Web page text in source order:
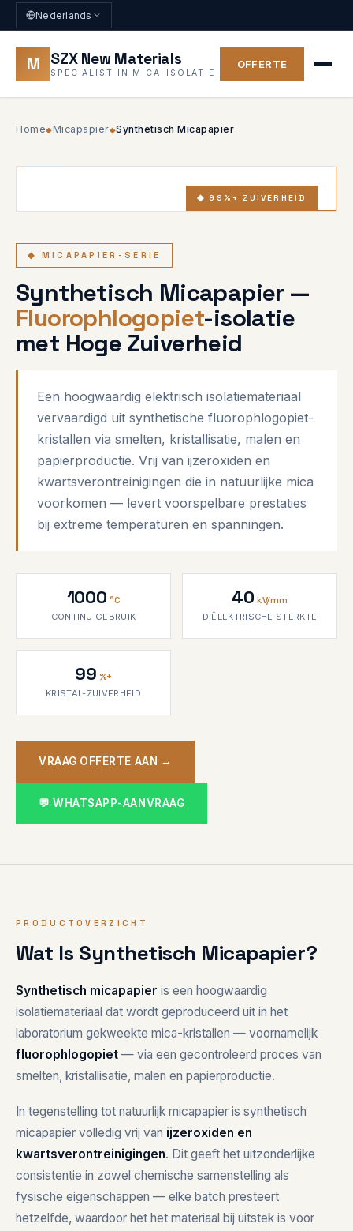
Nederlands
M SZX New Materials
SPECIALIST IN MICA-ISOLATIE
OFFERTE
Home◆Micapapier◆Synthetisch Micapapier
◆ 99%+ ZUIVERHEID
◆ MICAPAPIER-SERIE
Synthetisch Micapapier —
Fluorophlogopiet-isolatie
met Hoge Zuiverheid
Een hoogwaardig elektrisch isolatiemateriaal
vervaardigd uit synthetische fluorophlogopiet-
kristallen via smelten, kristallisatie, malen en
papierproductie. Vrij van ijzeroxiden en
kwartsverontreinigingen die in natuurlijke mica
voorkomen — levert voorspelbare prestaties
bij extreme temperaturen en spanningen.
1000 °C
CONTINU GEBRUIK
40 kV/mm
DIËLEKTRISCHE STERKTE
99 %+
KRISTAL-ZUIVERHEID
VRAAG OFFERTE AAN →
💬 WHATSAPP-AANVRAAG
PRODUCTOVERZICHT
Wat Is Synthetisch Micapapier?
Synthetisch micapapier is een hoogwaardig
isolatiemateriaal dat wordt geproduceerd uit in het
laboratorium gekweekte mica-kristallen — voornamelijk
fluorophlogopiet — via een gecontroleerd proces van
smelten, kristallisatie, malen en papierproductie.
In tegenstelling tot natuurlijk micapapier is synthetisch
micapapier volledig vrij van ijzeroxiden en
kwartsverontreinigingen. Dit geeft het uitzonderlijke
consistentie in zowel chemische samenstelling als
fysische eigenschappen — elke batch presteert
hetzelfde, waardoor het het materiaal bij uitstek is voor